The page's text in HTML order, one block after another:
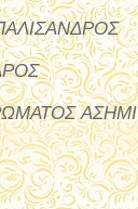
ΑΣΗΜΙ